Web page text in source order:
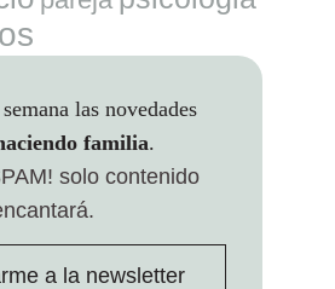
las novedades
familia.
solo contenido
a la newsletter